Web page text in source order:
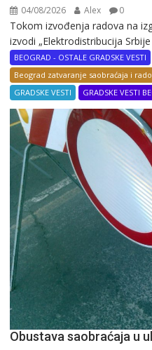
04/08/2026 Alex 0
Tokom izvođenja radova na
izvodi „Elektrodistribucija
BEOGRAD - OSTALE GRADSKE VESTI
Beograd zatvaranje saobraćaja i
GRADSKE VESTI
GRADSKE VESTI
Obustava saobraćaja u